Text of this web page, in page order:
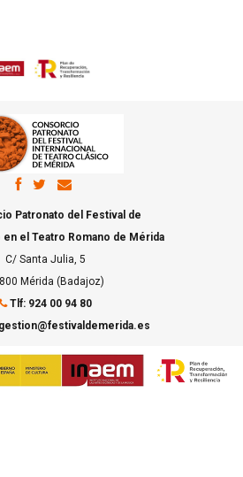
Patronato del Festival de
el Teatro Romano de Mérida
C/ Santa Julia, 5
Mérida (Badajoz)
Tlf: 924 00 94 80